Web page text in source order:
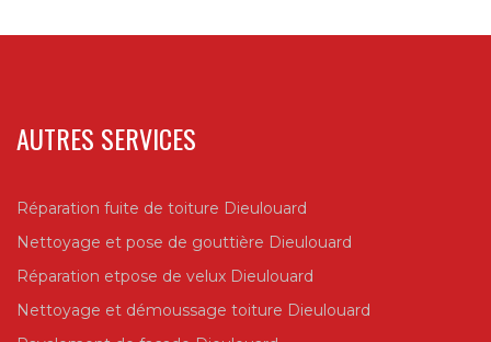
AUTRES SERVICES
Réparation fuite de toiture Dieulouard
Nettoyage et pose de gouttière Dieulouard
Réparation etpose de velux Dieulouard
Nettoyage et démoussage toiture Dieulouard